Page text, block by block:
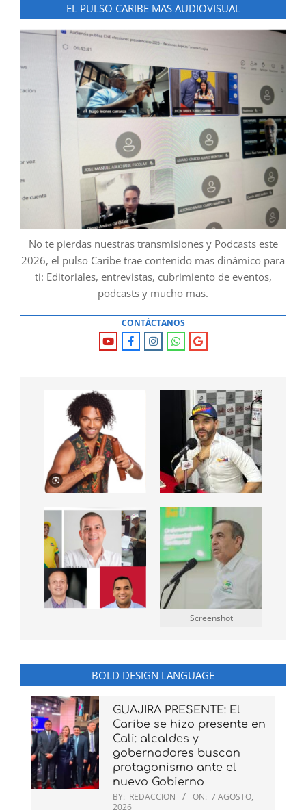
EL PULSO CARIBE MAS AUDIOVISUAL
No te pierdas nuestras transmisiones y Podcasts este
2026, el pulso Caribe trae contenido mas dinámico para
ti: Editoriales, entrevistas, cubrimiento de eventos,
podcasts y mucho mas.
CONTÁCTANOS
Screenshot
BOLD DESIGN LANGUAGE
GUAJIRA PRESENTE: El
Caribe se hizo presente en
Cali: alcaldes y
gobernadores buscan
protagonismo ante el
nuevo Gobierno
BY: REDACCION ON: 7 AGOSTO,
2026